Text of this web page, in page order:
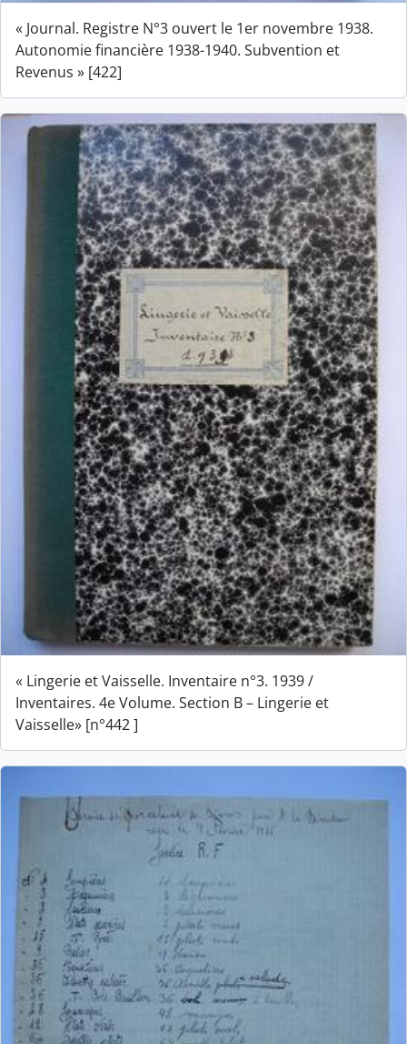
« Journal. Registre N°3 ouvert le 1er novembre 1938.
Autonomie financière 1938-1940. Subvention et
Revenus » [422]
« Lingerie et Vaisselle. Inventaire n°3. 1939 /
Inventaires. 4e Volume. Section B – Lingerie et
Vaisselle» [n°442 ]